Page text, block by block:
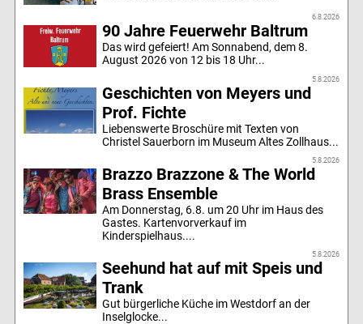
6.8.2026
90 Jahre Feuerwehr Baltrum
Das wird gefeiert! Am Sonnabend, dem 8.
August 2026 von 12 bis 18 Uhr...
5.8.2026
Geschichten von Meyers und
Prof. Fichte
Liebenswerte Broschüre mit Texten von
Christel Sauerborn im Museum Altes Zollhaus...
5.8.2026
Brazzo Brazzone & The World
Brass Ensemble
Am Donnerstag, 6.8. um 20 Uhr im Haus des
Gastes. Kartenvorverkauf im
Kinderspielhaus....
5.8.2026
Seehund hat auf mit Speis und
Trank
Gut bürgerliche Küche im Westdorf an der
Inselglocke...